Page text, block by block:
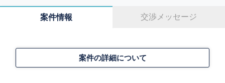
案件情報 交渉メッセージ
案件の詳細について